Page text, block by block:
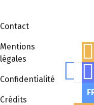
Contact
Mentions
légales
Confidentialité
Crédits